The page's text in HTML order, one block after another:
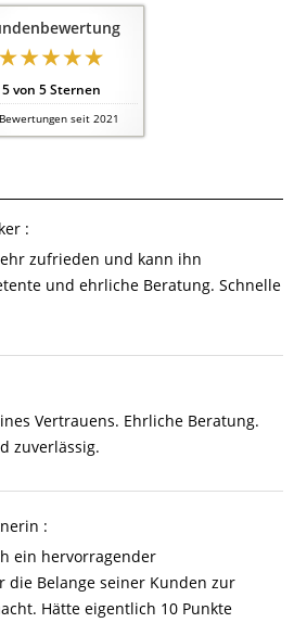
5von 5Sternen
Bewertungen seit 2021
:
zufrieden und kann ihn
und ehrliche Beratung. Schnelle
Vertrauens. Ehrliche Beratung.
zuverlässig.
:
ein hervorragender
die Belange seiner Kunden zur
Hätte eigentlich 10 Punkte